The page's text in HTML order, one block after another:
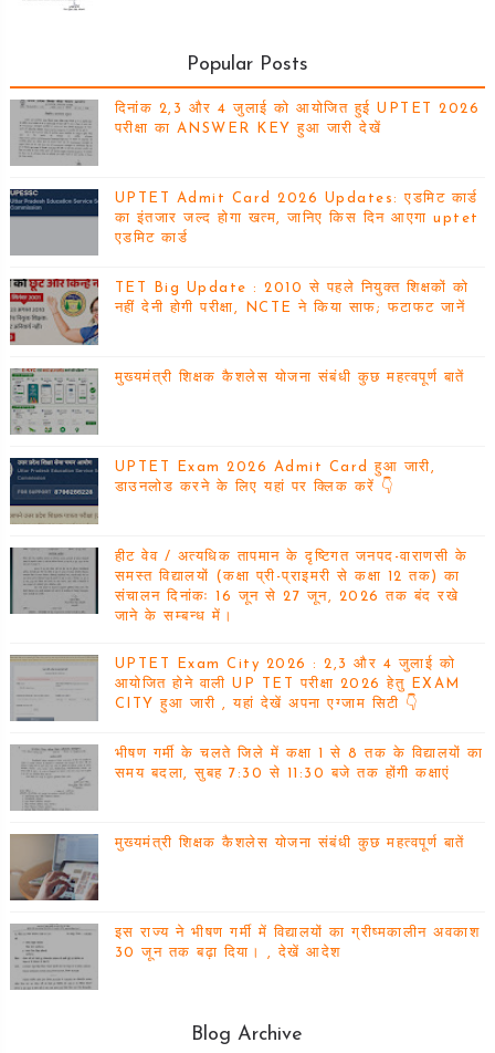
Popular Posts
दिनांक 2,3 और 4 जुलाई को आयोजित हुई UPTET 2026
परीक्षा का ANSWER KEY हुआ जारी देखें
UPTET Admit Card 2026 Updates: एडमिट कार्ड
का इंतजार जल्द होगा खत्म, जानिए किस दिन आएगा uptet
एडमिट कार्ड
TET Big Update : 2010 से पहले नियुक्त शिक्षकों को
नहीं देनी होगी परीक्षा, NCTE ने किया साफ; फटाफट जानें
मुख्यमंत्री शिक्षक कैशलेस योजना संबंधी कुछ महत्वपूर्ण बातें
UPTET Exam 2026 Admit Card हुआ जारी,
डाउनलोड करने के लिए यहां पर क्लिक करें 👇
हीट वेव / अत्यधिक तापमान के दृष्टिगत जनपद-वाराणसी के
समस्त विद्यालयों (कक्षा प्री-प्राइमरी से कक्षा 12 तक) का
संचालन दिनांकः 16 जून से 27 जून, 2026 तक बंद रखे
जाने के सम्बन्ध में।
UPTET Exam City 2026 : 2,3 और 4 जुलाई को
आयोजित होने वाली UP TET परीक्षा 2026 हेतु EXAM
CITY हुआ जारी , यहां देखें अपना एग्जाम सिटी 👇
भीषण गर्मी के चलते जिले में कक्षा 1 से 8 तक के विद्यालयों का
समय बदला, सुबह 7:30 से 11:30 बजे तक होंगी कक्षाएं
मुख्यमंत्री शिक्षक कैशलेस योजना संबंधी कुछ महत्वपूर्ण बातें
इस राज्य ने भीषण गर्मी में विद्यालयों का ग्रीष्मकालीन अवकाश
30 जून तक बढ़ा दिया। , देखें आदेश
Blog Archive